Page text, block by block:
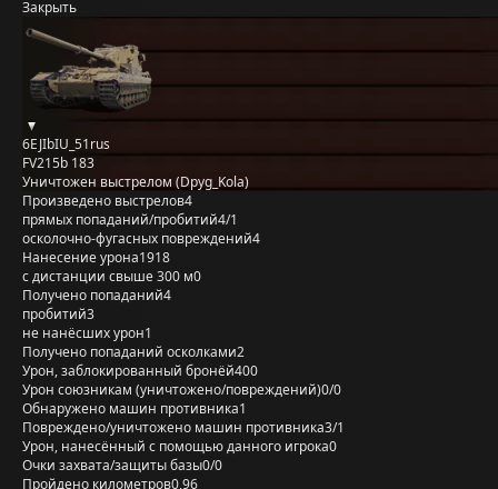
Закрыть
6EJIbIU_51rus
FV215b 183
Уничтожен выстрелом (Dpyg_Kola)
Произведено выстрелов4
прямых попаданий/пробитий4/1
осколочно-фугасных повреждений4
Нанесение урона1918
с дистанции свыше 300 м0
Получено попаданий4
пробитий3
не нанёсших урон1
Получено попаданий осколками2
Урон, заблокированный бронёй400
Урон союзникам (уничтожено/повреждений)0/0
Обнаружено машин противника1
Повреждено/уничтожено машин противника3/1
Урон, нанесённый с помощью данного игрока0
Очки захвата/защиты базы0/0
Пройдено километров0,96